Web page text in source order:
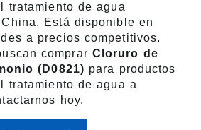
tratamiento de agua
Está disponible en
a precios competitivos.
comprar Cloruro de
(D0821) para productos
tratamiento de agua a
hoy.